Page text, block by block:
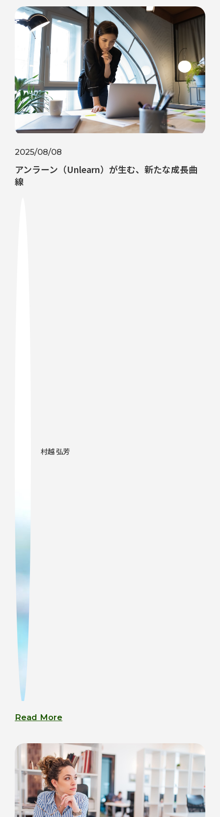
2025/08/08
アンラーン（Unlearn）が生む、新たな成長曲
線
村越 弘芳
Read More